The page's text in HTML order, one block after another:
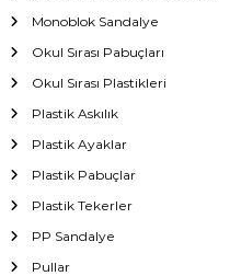
Monoblok Sandalye
Okul Sırası Pabuçları
Okul Sırası Plastikleri
Plastik Askılık
Plastik Ayaklar
Plastik Pabuçlar
Plastik Tekerler
PP Sandalye
Pullar